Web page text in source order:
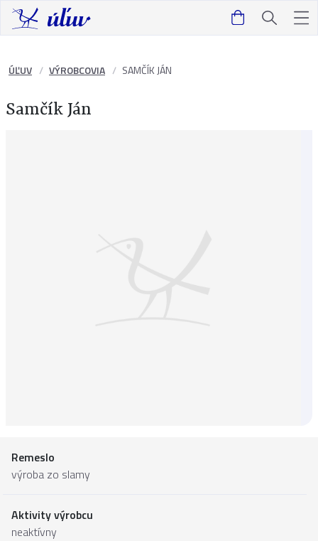
ÚĽUV VÝROBCOVIA SAMČÍK JÁN
Samčík Ján
Remeslo
výroba zo slamy
Aktivity výrobcu
neaktívny